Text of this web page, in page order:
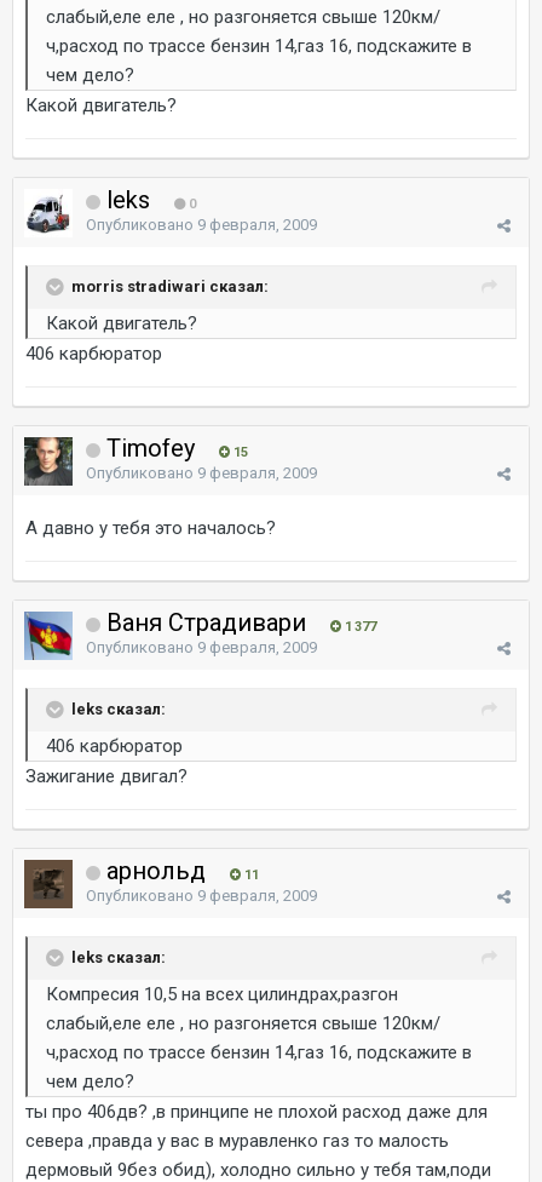
слабый,еле еле , но разгоняется свыше 120км/
ч,расход по трассе бензин 14,газ 16, подскажите в
чем дело?
Какой двигатель?
leks 0
Опубликовано 9 февраля, 2009
morris stradiwari сказал:
Какой двигатель?
406 карбюратор
Timofey 15
Опубликовано 9 февраля, 2009
А давно у тебя это началось?
Ваня Страдивари 1 377
Опубликовано 9 февраля, 2009
leks сказал:
406 карбюратор
Зажигание двигал?
арнольд 11
Опубликовано 9 февраля, 2009
leks сказал:
Компресия 10,5 на всех цилиндрах,разгон
слабый,еле еле , но разгоняется свыше 120км/
ч,расход по трассе бензин 14,газ 16, подскажите в
чем дело?
ты про 406дв? ,в принципе не плохой расход даже для
севера ,правда у вас в муравленко газ то малость
дермовый 9без обид), холодно сильно у тебя там,поди